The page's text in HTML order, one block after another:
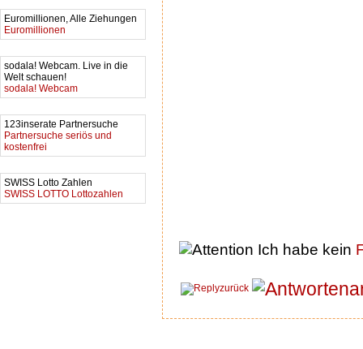
Euromillionen, Alle Ziehungen
Euromillionen
sodala! Webcam. Live in die
Welt schauen!
sodala! Webcam
123inserate Partnersuche
Partnersuche seriös und
kostenfrei
SWISS Lotto Zahlen
SWISS LOTTO Lottozahlen
Ich habe kein
zurück